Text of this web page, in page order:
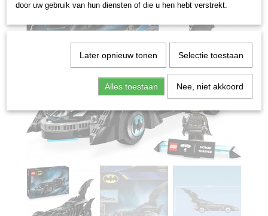
door uw gebruik van hun diensten of die u hen hebt verstrekt.
Later opnieuw tonen Selectie toestaan
Alles toestaan Nee, niet akkoord